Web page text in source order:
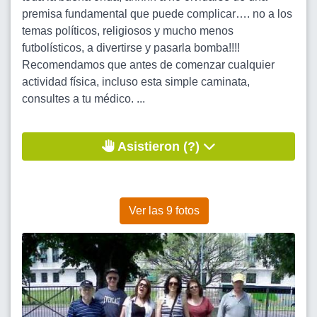
premisa fundamental que puede complicar…. no a los
temas políticos, religiosos y mucho menos
futbolísticos, a divertirse y pasarla bomba!!!!
Recomendamos que antes de comenzar cualquier
actividad física, incluso esta simple caminata,
consultes a tu médico. ...
Asistieron (?)
Ver las 9 fotos